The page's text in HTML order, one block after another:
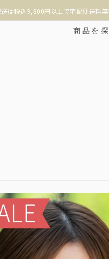
は税込9,800円以上で宅配便送料
商品を
ンパク
2段折
折りたたみ日傘に見え
ット。